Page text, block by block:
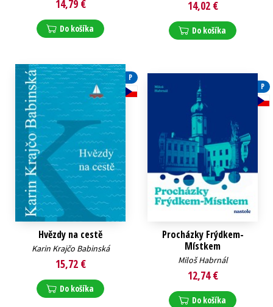
14,79 €
Do košíka
14,02 €
Do košíka
P
Hvězdy na cestě
Karin Krajčo Babinská
15,72 €
Do košíka
P
Procházky Frýdkem-
Místkem
Miloš Habrnál
12,74 €
Do košíka